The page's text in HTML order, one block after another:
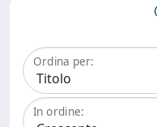
Ordina per:
In ordine: